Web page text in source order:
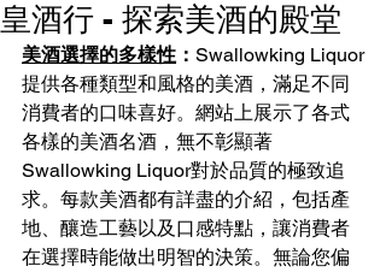
皇酒行 - 探索美酒的殿堂
美酒選擇的多樣性 ： Swallowking Liquor
提供各種類型和風格的美酒，滿足不同
消費者的口味喜好。網站上展示了各式
各樣的美酒名酒，無不彰顯著
Swallowking Liquor對於品質的極致追
求。每款美酒都有詳盡的介紹，包括產
地、釀造工藝以及口感特點，讓消費者
在選擇時能做出明智的決策。無論您偏